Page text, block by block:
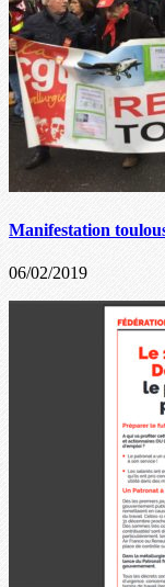
Manifestation
06/02/2019